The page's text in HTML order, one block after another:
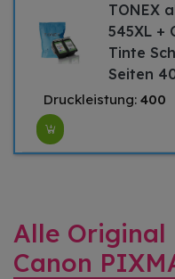
TONEX
545XL +
Tinte
Seiten
Druckleistung: 400
Alle
Canon